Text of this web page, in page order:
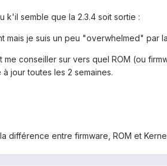
k'il semble que la 2.3.4 soit sortie :
je suis un peu "overwhelmed" par la
conseiller sur vers quel ROM (ou
jour toutes les 2 semaines.
différence entre firmware, ROM et